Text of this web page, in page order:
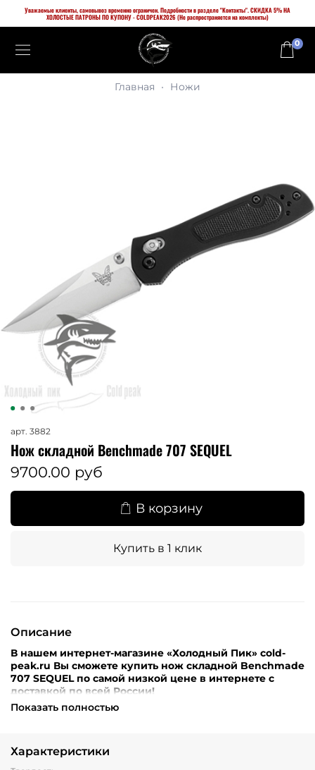
Уважаемые клиенты, самовывоз временно ограничен. Подробности в разделе "Контакты". СКИДКА 5% НА
ХОЛОСТЫЕ ПАТРОНЫ ПО КУПОНУ - COLDPEAK2026 (Не распространяется на комплекты)
0
Главная Ножи
арт. 3882
Нож складной Benchmade 707 SEQUEL
9700.00 руб
В корзину
Купить в 1 клик
Описание
В нашем интернет-магазине «Холодный Пик» cold-
peak.ru Вы сможете купить нож складной Benchmade
707 SEQUEL по самой низкой цене в интернете с
доставкой по всей России!
Внимание! Перед оформлением заказа убедительная
48 либо по e-mail: cold-peak@mail.ru
Показать полностью
Характеристики